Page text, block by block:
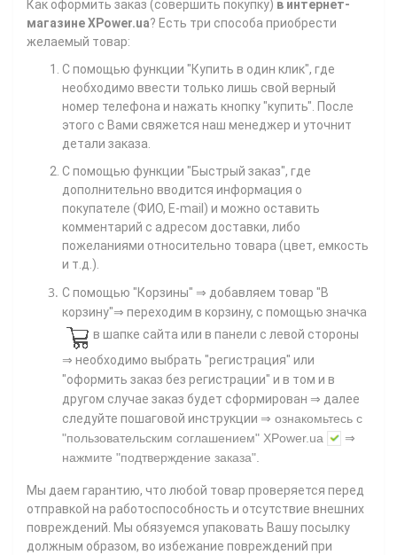
Как оформить заказ (совершить покупку) в интернет-
магазине XPower.ua? Есть три способа приобрести
желаемый товар:
С помощью функции "Купить в один клик", где
необходимо ввести только лишь свой верный
номер телефона и нажать кнопку "купить". После
этого с Вами свяжется наш менеджер и уточнит
детали заказа.
С помощью функции "Быстрый заказ", где
дополнительно вводится информация о
покупателе (ФИО, E-mail) и можно оставить
комментарий с адресом доставки, либо
пожеланиями относительно товара (цвет, емкость
и т.д.).
С помощью "Корзины" ⇒ добавляем товар "В
корзину"⇒ переходим в корзину, с помощью значка
в шапке сайта или в панели с левой стороны
⇒ необходимо выбрать "регистрация" или
"оформить заказ без регистрации" и в том и в
другом случае заказ будет сформирован ⇒ далее
следуйте пошаговой инструкции ⇒ ознакомьтесь с
"пользовательским соглашением" XPower.ua
⇒
нажмите "подтверждение заказа"
Мы даем гарантию, что любой товар проверяется перед
отправкой на работоспособность и отсутствие внешних
повреждений. Мы обязуемся упаковать Вашу посылку
должным образом, во избежание повреждений при